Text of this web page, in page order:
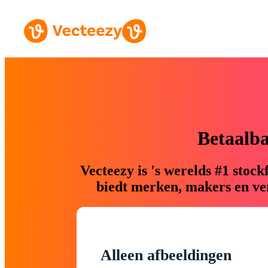
Vecteezy is 's werelds #1
biedt merken, makers en
Alleen afbeeldingen